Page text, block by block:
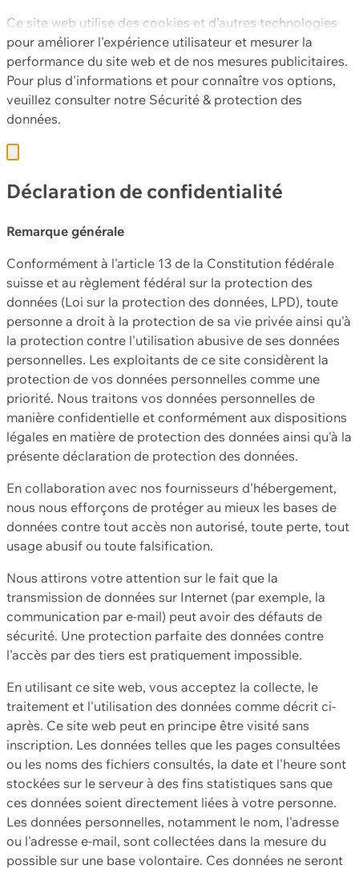
Ce site web utilise des cookies et d'autres technologies
pour améliorer l'expérience utilisateur et mesurer la
performance du site web et de nos mesures publicitaires.
Pour plus d'informations et pour connaître vos options,
veuillez consulter notre Sécurité & protection des
données.
Déclaration de confidentialité
Remarque générale
Conformément à l'article 13 de la Constitution fédérale
suisse et au règlement fédéral sur la protection des
données (Loi sur la protection des données, LPD), toute
personne a droit à la protection de sa vie privée ainsi qu'à
la protection contre l'utilisation abusive de ses données
personnelles. Les exploitants de ce site considèrent la
protection de vos données personnelles comme une
priorité. Nous traitons vos données personnelles de
manière confidentielle et conformément aux dispositions
légales en matière de protection des données ainsi qu'à la
présente déclaration de protection des données.
En collaboration avec nos fournisseurs d'hébergement,
nous nous efforçons de protéger au mieux les bases de
données contre tout accès non autorisé, toute perte, tout
usage abusif ou toute falsification.
Nous attirons votre attention sur le fait que la
transmission de données sur Internet (par exemple, la
communication par e-mail) peut avoir des défauts de
sécurité. Une protection parfaite des données contre
l'accès par des tiers est pratiquement impossible.
En utilisant ce site web, vous acceptez la collecte, le
traitement et l'utilisation des données comme décrit ci-
après. Ce site web peut en principe être visité sans
inscription. Les données telles que les pages consultées
ou les noms des fichiers consultés, la date et l'heure sont
stockées sur le serveur à des fins statistiques sans que
ces données soient directement liées à votre personne.
Les données personnelles, notamment le nom, l'adresse
ou l'adresse e-mail, sont collectées dans la mesure du
possible sur une base volontaire. Ces données ne seront